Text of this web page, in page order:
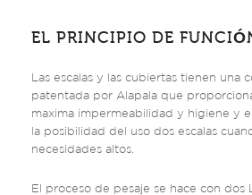
EL PRINCIPIO DE
Las escalas y las cubiertas tienen una
patentada por Alapala que
maxima impermeabilidad y higiene y
la posibilidad del uso dos escalas
necesidades altos.
El proceso de pesaje se hace con dos